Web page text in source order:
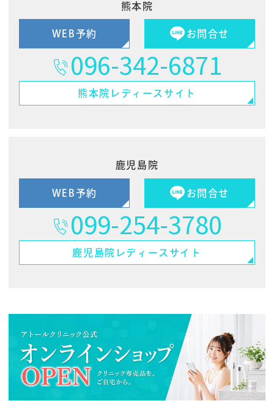
熊本院
WEB予約 お問合せ
096-342-6871
熊本院 レディースサイト
鹿児島院
WEB予約 お問合せ
099-254-3780
鹿児島院 レディースサイト